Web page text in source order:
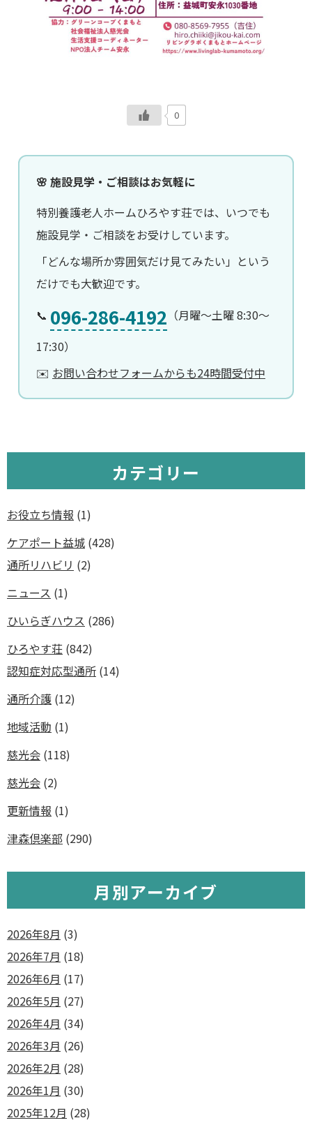
0
🌸 施設見学・ご相談はお気軽に
特別養護老人ホームひろやす荘では、いつでも
施設見学・ご相談をお受けしています。
「どんな場所か雰囲気だけ見てみたい」という
だけでも大歓迎です。
📞 096-286-4192 （月曜〜土曜 8:30〜
17:30）
✉️ お問い合わせフォームからも24時間受付中
カテゴリー
お役立ち情報 (1)
ケアポート益城 (428)
通所リハビリ (2)
ニュース (1)
ひいらぎハウス (286)
ひろやす荘 (842)
認知症対応型通所 (14)
通所介護 (12)
地域活動 (1)
慈光会 (118)
慈光会 (2)
更新情報 (1)
津森倶楽部 (290)
月別アーカイブ
2026年8月 (3)
2026年7月 (18)
2026年6月 (17)
2026年5月 (27)
2026年4月 (34)
2026年3月 (26)
2026年2月 (28)
2026年1月 (30)
2025年12月 (28)